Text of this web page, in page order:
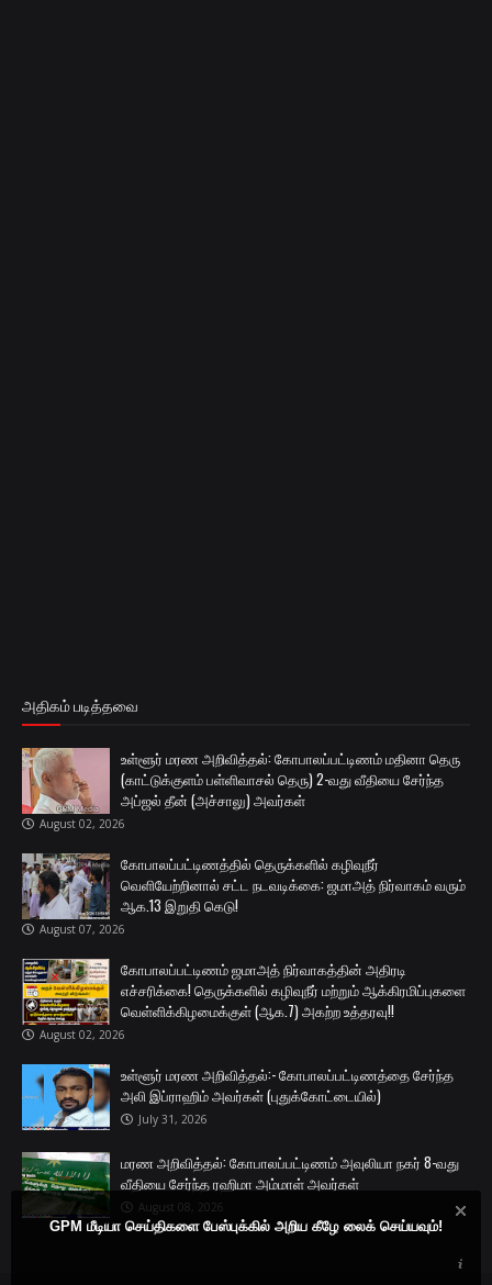
அதிகம் படித்தவை
உள்ளூர் மரண அறிவித்தல்: கோபாலப்பட்டிணம் மதினா தெரு
(காட்டுக்குளம் பள்ளிவாசல் தெரு) 2-வது வீதியை சேர்ந்த
அப்ஜல் தீன் (அச்சாலு) அவர்கள்
August 02, 2026
கோபாலப்பட்டிணத்தில் தெருக்களில் கழிவுநீர்
வெளியேற்றினால் சட்ட நடவடிக்கை: ஜமாஅத் நிர்வாகம் வரும்
ஆக.13 இறுதி கெடு!
August 07, 2026
கோபாலப்பட்டிணம் ஜமாஅத் நிர்வாகத்தின் அதிரடி
எச்சரிக்கை! தெருக்களில் கழிவுநீர் மற்றும் ஆக்கிரமிப்புகளை
வெள்ளிக்கிழமைக்குள் (ஆக.7) அகற்ற உத்தரவு!!
August 02, 2026
உள்ளூர் மரண அறிவித்தல்:- கோபாலப்பட்டிணத்தை சேர்ந்த
அலி இப்ராஹிம் அவர்கள் (புதுக்கோட்டையில்)
July 31, 2026
மரண அறிவித்தல்: கோபாலப்பட்டிணம் அவுலியா நகர் 8-வது
வீதியை சேர்ந்த ரஹிமா அம்மாள் அவர்கள்
August 08, 2026
GPM மீடியா செய்திகளை பேஸ்புக்கில் அறிய கீழே லைக் செய்யவும்!